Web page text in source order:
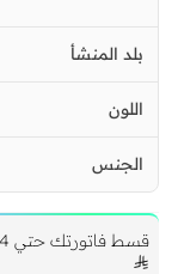
بلد المنشأ
اللون
الجنس
قسط فاتورتك حتي 4 دفعة بدون فوائد بقيمة
